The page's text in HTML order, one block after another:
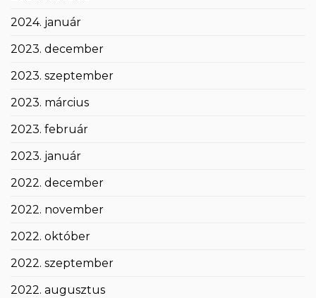
2024. január
2023. december
2023. szeptember
2023. március
2023. február
2023. január
2022. december
2022. november
2022. október
2022. szeptember
2022. augusztus